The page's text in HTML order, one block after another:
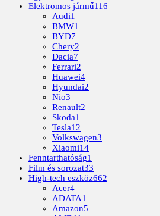
Elektromos jármű116
Audi1
BMW1
BYD7
Chery2
Dacia7
Ferrari2
Huawei4
Hyundai2
Nio3
Renault2
Skoda1
Tesla12
Volkswagen3
Xiaomi14
Fenntarthatóság1
Film és sorozat33
High-tech eszköz662
Acer4
ADATA1
Amazon5